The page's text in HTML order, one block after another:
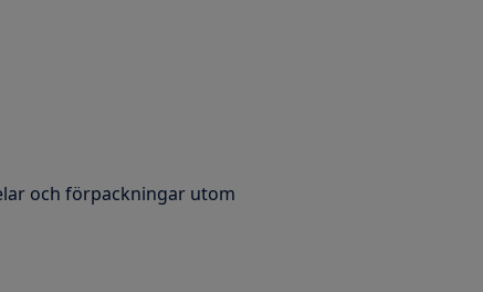
och förpackningar utom